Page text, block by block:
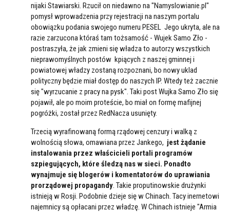
nijaki Stawiarski. Rzucił on niedawno na "Namyslowianie.pl"
pomysł wprowadzenia przy rejestracji na naszym portalu
obowiązku podania swojego numeru PESEL Jego ukryta, ale na
razie zarzucona któraś tam tożsamość - Wujek Samo Zło -
postraszyła, że jak zmieni się władza to autorzy wszystkich
nieprawomyślnych postów kpiących z naszej gminnej i
powiatowej władzy zostaną rozpoznani, bo nowy uklad
polityczny będzie miał dostęp do naszych IP. Wtedy też zacznie
się "wyrzucanie z pracy na pysk". Taki post Wujka Samo Zło się
pojawił, ale po moim proteście, bo miał on formę mafijnej
pogróżki, został przez RedNacza usunięty.
Trzecią wyrafinowaną formą rządowej cenzury i walką z
wolnością słowa, omawiana przez Jankego, jest żądanie
instalowania przez właścicieli portali programów
szpiegujących, które śledzą nas w sieci. Ponadto
wynajmuje się blogerów i komentatorów do uprawiania
prorządowej propagandy . Takie proputinowskie drużynki
istnieją w Rosji. Podobnie dzieje się w Chinach. Tacy inernetowi
najemnicy są opłacani przez władzę. W Chinach istnieje "Armia